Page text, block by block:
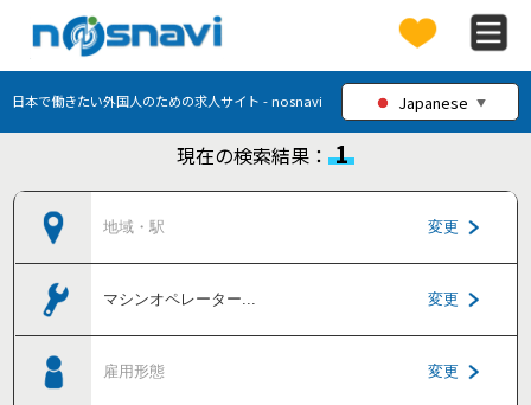
日本で働きたい外国人のための求人サイト - nosnavi Japanese ▼
現在の検索結果： 1
地域・駅 変更
マシンオペレーター... 変更
雇用形態 変更